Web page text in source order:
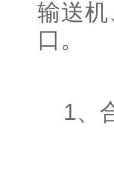
输送
口。
1、